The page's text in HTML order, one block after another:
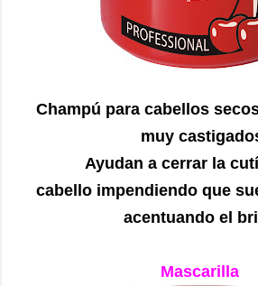
Champú para cabellos
muy
Ayudan a cerrar la
cabello impendiendo que
acentuando el
Mascarilla